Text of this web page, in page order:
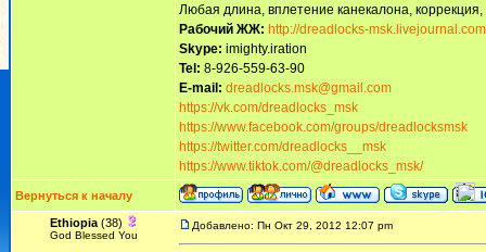
Любая длина, вплетение канекалона,
Рабочий ЖЖ: http://dreadlocks-
Skype: imighty.iration
Tel: 8-926-559-63-90
E-mail: dreadlocks.msk@gmail.com
https://vk.com/dreadlocks_msk
https://www.facebook.com/groups/dreadlocksmsk
https://twitter.com/dreadlocks__msk
https://www.tiktok.com/@dreadlocks_msk/
Вернуться к началу
Ethiopia(38)
God Blessed You
Добавлено: Пн Окт 29, 2012 12:07 pm